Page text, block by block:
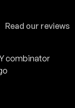
Read our reviews